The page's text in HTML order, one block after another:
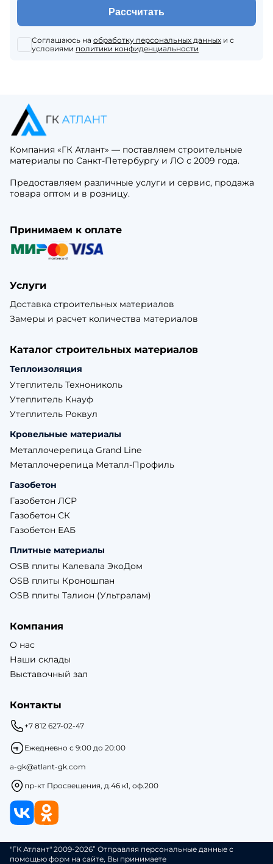
Рассчитать
Соглашаюсь на обработку персональных данных и с
условиями политики конфиденциальности
Компания «ГК Атлант» — поставляем строительные
материалы по Санкт-Петербургу и ЛО с 2009 года.
Предоставляем различные услуги и сервис, продажа
товара оптом и в розницу.
Принимаем к оплате
Услуги
Доставка строительных материалов
Замеры и расчет количества материалов
Каталог строительных материалов
Теплоизоляция
Утеплитель Технониколь
Утеплитель Кнауф
Утеплитель Роквул
Кровельные материалы
Металлочерепица Grand Line
Металлочерепица Металл-Профиль
Газобетон
Газобетон ЛСР
Газобетон СК
Газобетон ЕАБ
Плитные материалы
OSB плиты Калевала ЭкоДом
OSB плиты Кроношпан
OSB плиты Талион (Ультралам)
Компания
О нас
Наши склады
Выставочный зал
Контакты
+7 812 627-02-47
Ежедневно с 9:00 до 20:00
a-gk@atlant-gk.com
пр-кт Просвещения, д.46 к1, оф.200
"ГК Атлант" 2009-2026” Отправляя персональные данные с
помощью форм на сайте, Вы принимаете